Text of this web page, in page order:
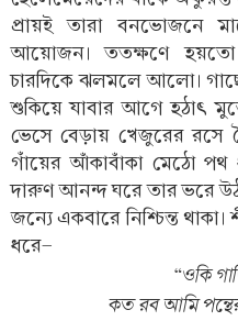
প্রায়ই তারা বনভোজনে
আয়োজন। ততক্ষণে হয়তো
চারদিকে ঝলমলে আলো।
শুকিয়ে যাবার আগে হঠাৎ
ভেসে বেড়ায় খেজুরের রসে
গাঁয়ের আঁকাবাঁকা মেঠো
দারুণ আনন্দ ঘরে তার ভরে
জন্যে একবারে নিশ্চিন্ত
ধরে-
“ওকি
কত রব আমি